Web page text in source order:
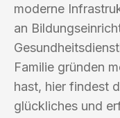
moderne
an
Familie gründen
hast, hier findest
glückliches und